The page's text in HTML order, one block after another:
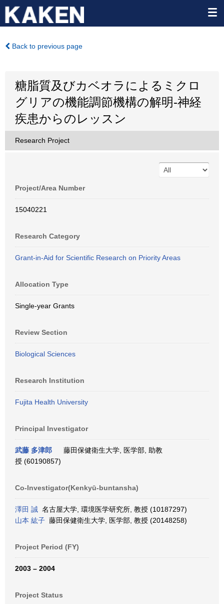
Back to previous page
糖脂質及びカベオラによるミクロ
グリアの機能調節機構の解明-神経
疾患からのレッスン
Research Project
Project/Area Number
15040221
Research Category
Grant-in-Aid for Scientific Research on Priority Areas
Allocation Type
Single-year Grants
Review Section
Biological Sciences
Research Institution
Fujita Health University
Principal Investigator
武藤 多津郎
藤田保健衛生大学, 医学部, 助教
授 (60190857)
Co-Investigator(Kenkyū-buntansha)
澤田 誠 名古屋大学, 環境医学研究所, 教授 (10187297)
山本 紘子 藤田保健衛生大学, 医学部, 教授 (20148258)
Project Period (FY)
2003 – 2004
Project Status